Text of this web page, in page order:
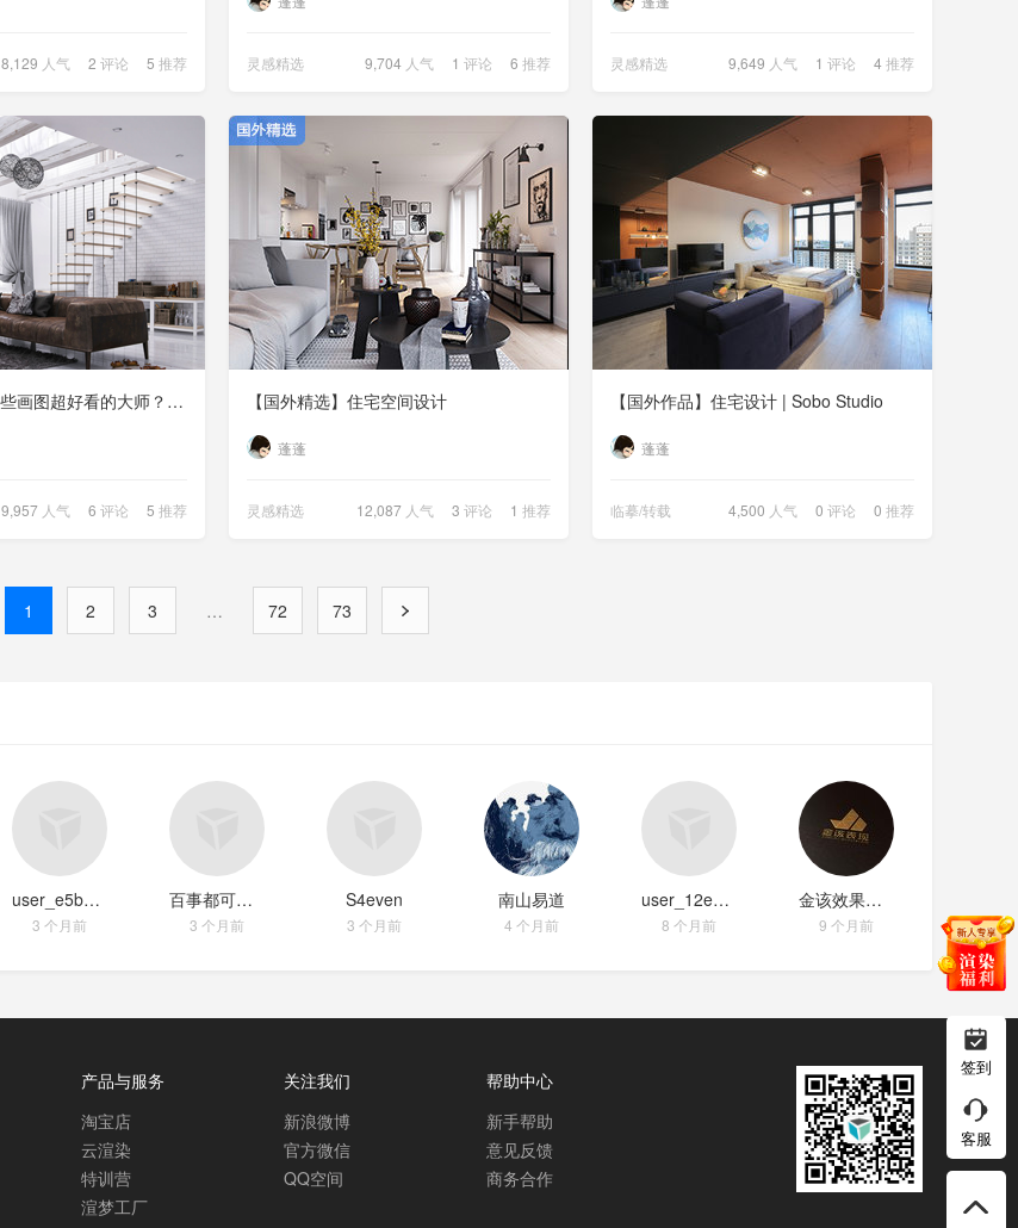
8,129 人气 2 评论 5 推荐 灵感精选 9,704 人气 1 评论 6 推荐 灵感精选 9,649 人气 1 评论 4 推荐
谁不羡慕国外这些画图超好看的大师？— 国外作品精选【第106期】
9,957 人气 6 评论 5 推荐
【国外精选】住宅空间设计
蓬蓬
灵感精选 12,087 人气 3 评论 1 推荐
【国外作品】住宅设计 | Sobo Studio
蓬蓬
临摹/转载 4,500 人气 0 评论 0 推荐
1 2 3 … 72 73
user_e5b000a7
3 个月前
百事都可乐_b96cc045
3 个月前
S4even
3 个月前
南山易道
4 个月前
user_12e05e8b
8 个月前
金该效果图官_128cd802
9 个月前
产品与服务
淘宝店
云渲染
特训营
渲梦工厂
关注我们
新浪微博
官方微信
QQ空间
帮助中心
新手帮助
意见反馈
商务合作
签到
客服